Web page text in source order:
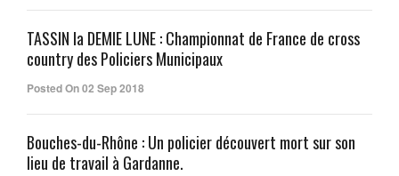
TASSIN la DEMIE LUNE : Championnat de France de cross
country des Policiers Municipaux
Posted On 02 Sep 2018
Bouches-du-Rhône : Un policier découvert mort sur son
lieu de travail à Gardanne.